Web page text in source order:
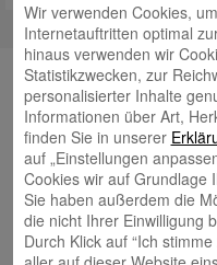
Unsere
Andrea
Wir verwenden Cookies,
Internetauftritten optimal
hinaus verwenden wir
Statistikzwecken, zur
personalisierter Inhalte
Informationen über Art,
finden Sie in unserer
auf „Einstellungen
Cookies wir auf Grundlage
Sie haben außerdem die
die nicht Ihrer Einwilligung
Durch Klick auf “Ich